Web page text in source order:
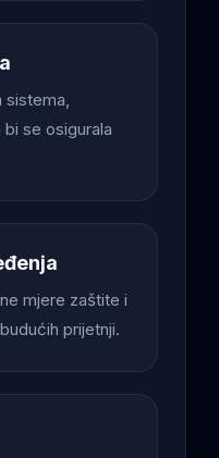
sistema,
se osigurala
mjere zaštite i
prijetnji.